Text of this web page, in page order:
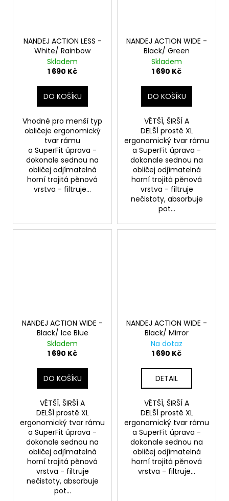
NANDEJ ACTION LESS -
White/ Rainbow
Skladem
1 690 Kč
DO KOŠÍKU
Vhodné pro menší typ
obličeje ergonomický
tvar rámu
a SuperFit úprava -
dokonale sednou na
obličej odjímatelná
horní trojitá pěnová
vrstva - filtruje...
NANDEJ ACTION WIDE -
Black/ Green
Skladem
1 690 Kč
DO KOŠÍKU
VĚTŠÍ, ŠIRŠÍ A
DELŠÍ prostě XL
ergonomický tvar rámu
a SuperFit úprava -
dokonale sednou na
obličej odjímatelná
horní trojitá pěnová
vrstva - filtruje
nečistoty, absorbuje
pot...
NANDEJ ACTION WIDE -
Black/ Ice Blue
Skladem
1 690 Kč
DO KOŠÍKU
VĚTŠÍ, ŠIRŠÍ A
DELŠÍ prostě XL
ergonomický tvar rámu
a SuperFit úprava -
dokonale sednou na
obličej odjímatelná
horní trojitá pěnová
vrstva - filtruje
nečistoty, absorbuje
pot...
NANDEJ ACTION WIDE -
Black/ Mirror
Na dotaz
1 690 Kč
DETAIL
VĚTŠÍ, ŠIRŠÍ A
DELŠÍ prostě XL
ergonomický tvar rámu
a SuperFit úprava -
dokonale sednou na
obličej odjímatelná
horní trojitá pěnová
vrstva - filtruje...